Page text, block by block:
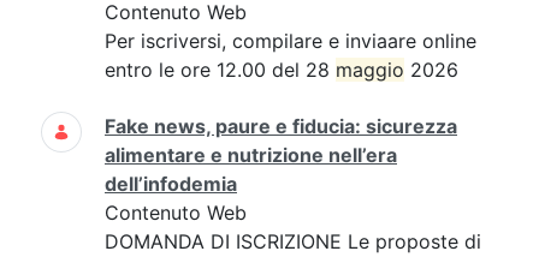
Contenuto Web
Per iscriversi, compilare e inviaare online
entro le ore 12.00 del 28 maggio 2026
Fake news, paure e fiducia: sicurezza
alimentare e nutrizione nell’era
dell’infodemia
Contenuto Web
DOMANDA DI ISCRIZIONE Le proposte di